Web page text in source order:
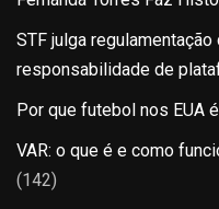
STF julga
responsabilidade de
Por que futebol nos EUA é
VAR: o que é e como
(142)